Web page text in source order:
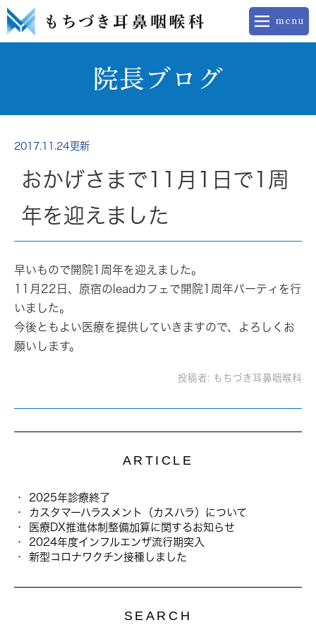
院長ブログ
2017.11.24更新
おかげさまで11月1日で1周
年を迎えました
早いもので開院1周年を迎えました。
11月22日、原宿のleadカフェで開院1周年パーティを行
いました。
今後ともよい医療を提供していきますので、よろしくお
願いします。
投稿者: もちづき耳鼻咽喉科
ARTICLE
2025年診療終了
カスタマーハラスメント（カスハラ）について
医療DX推進体制整備加算に関するお知らせ
2024年度インフルエンザ流行期突入
新型コロナワクチン接種しました
SEARCH